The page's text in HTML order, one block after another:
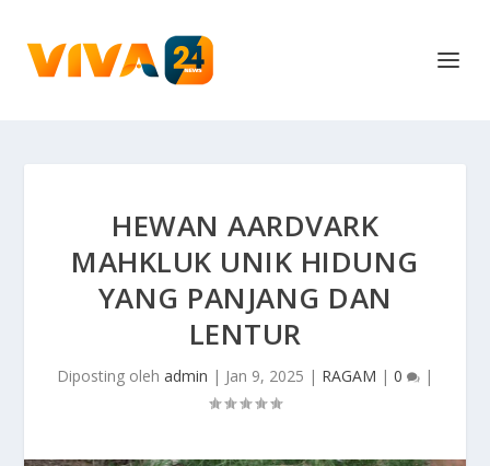
HEWAN AARDVARK
MAHKLUK UNIK HIDUNG
YANG PANJANG DAN
LENTUR
Diposting oleh admin | Jan 9, 2025 | RAGAM | 0 |